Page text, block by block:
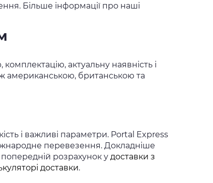
Більше інформації про наші
актуальну наявність і
американською, британською та
і важливі параметри. Portal Express
перевезення. Докладніше
попередній розрахунок у доставки з
доставки.